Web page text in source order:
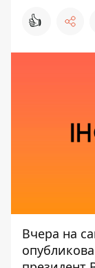
👍
Вчера на